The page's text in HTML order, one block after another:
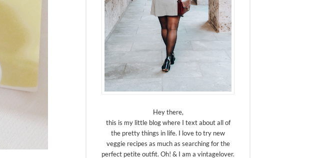
Hey there,
this is my little blog where I text about all of
the pretty things in life. I love to try new
veggie recipes as much as searching for the
perfect petite outfit. Oh! & I am a vintagelover.